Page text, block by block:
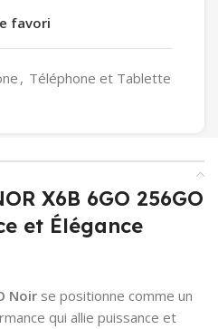
favori
, Téléphone et Tablette
X6B 6GO 256GO
et Élégance
Noir se positionne comme un
qui allie puissance et